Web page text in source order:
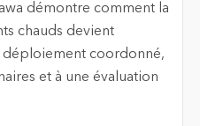
démontre comment la
chauds devient
coordonné,
et à une évaluation